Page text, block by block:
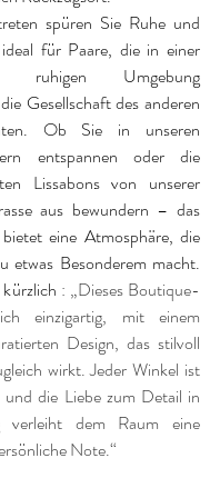
spüren Sie Ruhe und
für Paare, die in einer
ruhigen Umgebung
Gesellschaft des anderen
Ob Sie in unseren
entspannen oder die
Lissabons von unserer
aus bewundern – das
eine Atmosphäre, die
etwas Besonderem macht.
: „Dieses Boutique-
einzigartig, mit einem
Design, das stilvoll
wirkt. Jeder Winkel ist
die Liebe zum Detail in
verleiht dem Raum eine
Note.“